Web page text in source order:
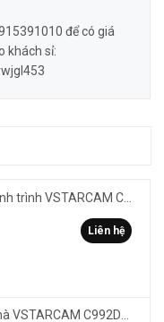
để có giá
khách sỉ:
Liên hệ
Camera IP wifi trong nhà VSTARCAM C992DR phân giải HD 2MP 2 màn hình - báo động, đàm thoại, có màu